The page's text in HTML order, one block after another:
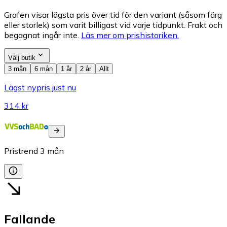
Grafen visar lägsta pris över tid för den variant (såsom färg
eller storlek) som varit billigast vid varje tidpunkt. Frakt och
begagnat ingår inte. Läs mer om prishistoriken.
Välj butik
3 mån
6 mån 1 år 2 år Allt
Lägst nypris just nu
314 kr
Pristrend 3 mån
Fallande